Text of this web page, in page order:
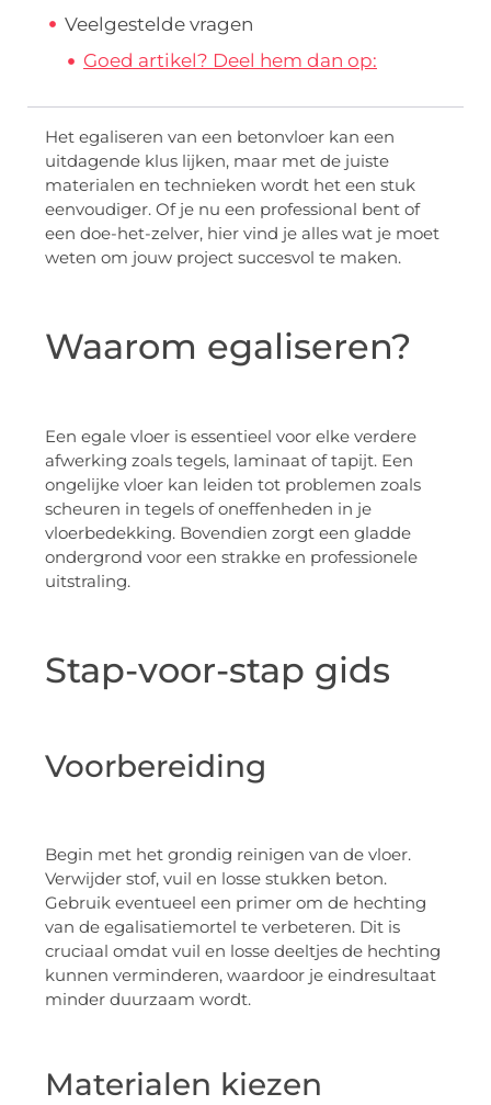
Veelgestelde vragen
Goed artikel? Deel hem dan op:
Het egaliseren van een betonvloer kan een
uitdagende klus lijken, maar met de juiste
materialen en technieken wordt het een stuk
eenvoudiger. Of je nu een professional bent of
een doe-het-zelver, hier vind je alles wat je moet
weten om jouw project succesvol te maken.
Waarom egaliseren?
Een egale vloer is essentieel voor elke verdere
afwerking zoals tegels, laminaat of tapijt. Een
ongelijke vloer kan leiden tot problemen zoals
scheuren in tegels of oneffenheden in je
vloerbedekking. Bovendien zorgt een gladde
ondergrond voor een strakke en professionele
uitstraling.
Stap-voor-stap gids
Voorbereiding
Begin met het grondig reinigen van de vloer.
Verwijder stof, vuil en losse stukken beton.
Gebruik eventueel een primer om de hechting
van de egalisatiemortel te verbeteren. Dit is
cruciaal omdat vuil en losse deeltjes de hechting
kunnen verminderen, waardoor je eindresultaat
minder duurzaam wordt.
Materialen kiezen